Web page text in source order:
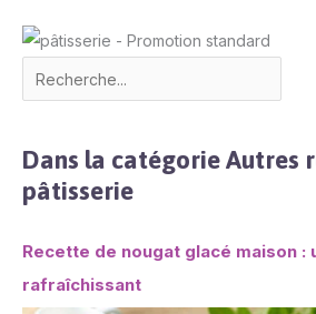
sushis, les
comme
Dans la catégorie Autres
pâtisserie
Recette de nougat glacé maison :
rafraîchissant